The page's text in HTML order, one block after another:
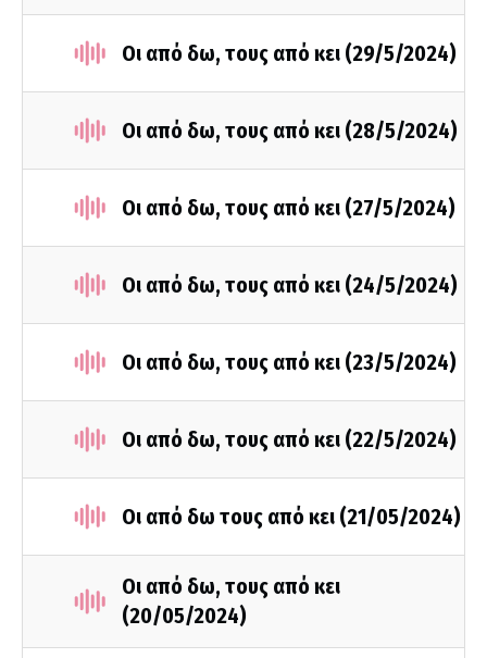
Οι από δω, τους από κει (29/5/2024)
Οι από δω, τους από κει (28/5/2024)
Οι από δω, τους από κει (27/5/2024)
Οι από δω, τους από κει (24/5/2024)
Οι από δω, τους από κει (23/5/2024)
Οι από δω, τους από κει (22/5/2024)
Οι από δω τους από κει (21/05/2024)
Οι από δω, τους από κει
(20/05/2024)